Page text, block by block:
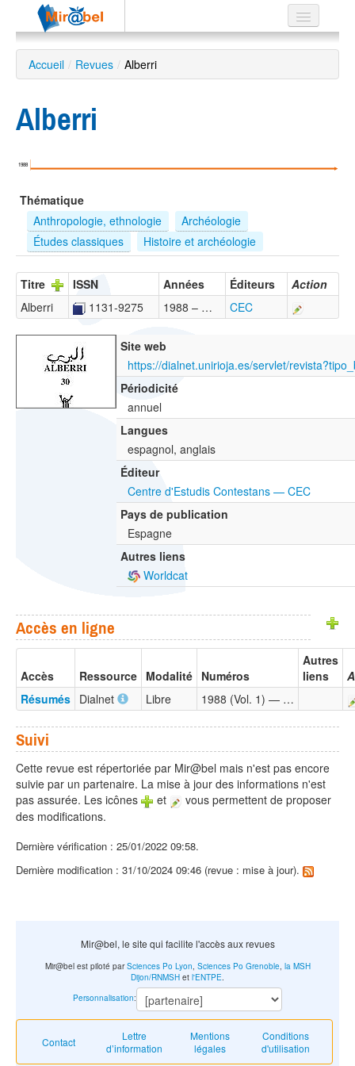
Le réseau
Soutien
Listes
Recherche
avancée
EN
ES
?
Accueil / Revues / Alberri
Alberri
1988
Thématique
Anthropologie, ethnologie
Archéologie
Études classiques
Histoire et archéologie
Titre ISSN Années Éditeurs
Action
Alberri
1131-9275 1988 – … CEC
Site web
Périodicité
annuel
Langues
espagnol, anglais
Éditeur
Centre d'Estudis Contestans — CEC
Pays de publication
Espagne
Autres liens
Worldcat
Accès en ligne
Accès Ressource Modalité Numéros
Autres
liens
Résumés Dialnet Libre 1988 (Vol. 1) — …
Suivi
Cette revue est répertoriée par Mir@bel mais n'est pas encore
suivie par un partenaire. La mise à jour des informations n'est
pas assurée. Les icônes
et
vous permettent de proposer
des modifications.
Dernière vérification : 25/01/2022 09:58.
Dernière modification : 31/10/2024 09:46 (revue : mise à jour).
Mir@bel, le site qui facilite l'accès aux revues
Contact
Lettre
d’information
Mentions
légales
Conditions
d'utilisation
Mir@bel est piloté parSciences Po Lyon Sciences Po Grenoble, la MSH
Dijon/RNMSH et l'ENTPE
Personnalisation: